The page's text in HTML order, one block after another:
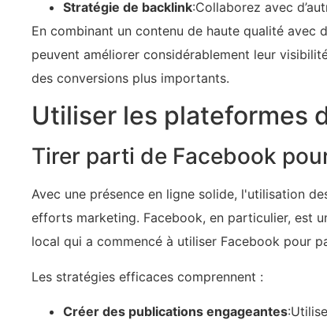
Stratégie de backlink:Collaborez avec
En combinant un contenu de haute qualité avec
peuvent améliorer considérablement leur
des conversions plus importants.
Utiliser les plateformes
Tirer parti de Facebook
Avec une présence en ligne solide, l'utilisation
efforts marketing. Facebook, en particulier, est
local qui a commencé à utiliser Facebook pour
Les stratégies efficaces comprennent :
Créer des publications engageantes